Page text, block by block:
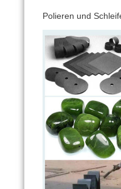
Polieren und